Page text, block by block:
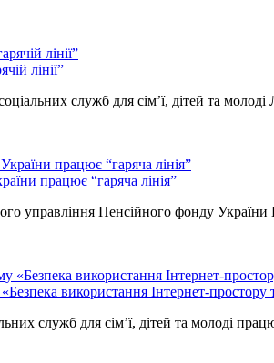
лінії”
служб для сім’ї, дітей та
працює “гаряча лінія”
управління Пенсійного фонду України
використання Інтернет-простору
служб для сім’ї, дітей та молоді